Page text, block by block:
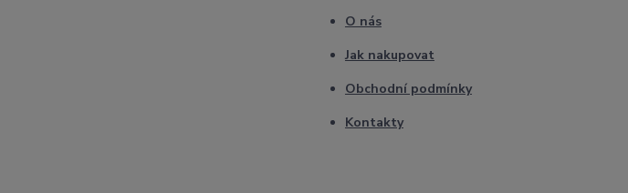
O nás
Jak nakupovat
Obchodní podmínky
Kontakty